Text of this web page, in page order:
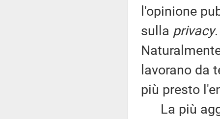
l'opinione
sulla privacy
lavorano da
più presto
La più